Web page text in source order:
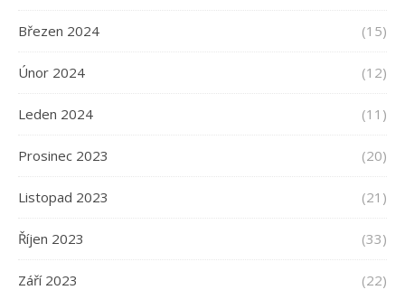
Březen 2024 (15)
Únor 2024 (12)
Leden 2024 (11)
Prosinec 2023 (20)
Listopad 2023 (21)
Říjen 2023 (33)
Září 2023 (22)